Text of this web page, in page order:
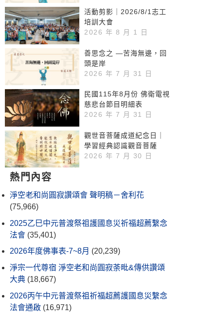
活動剪影｜2026/8/1志工
培訓大會
2026 年 8 月 1 日
善思念之 —苦海無邊，回
頭是岸
2026 年 7 月 31 日
民國115年8月份 佛衛電視
慈悲台節目明細表
2026 年 7 月 31 日
觀世音菩薩成道紀念日｜
學習經典認識觀音菩薩
2026 年 7 月 30 日
熱門內容
淨空老和尚圓寂讚頌會 聲明稿－舍利花
(75,966)
2025乙巳中元普渡祭祖護國息災祈福超薦繫念
法會 (35,401)
2026年度佛事表-7~8月 (20,239)
淨宗一代尊宿 淨空老和尚圓寂荼毗&傳供讚頌
大典 (18,667)
2026丙午中元普渡祭祖祈福超薦護國息災繫念
法會通啟 (16,971)